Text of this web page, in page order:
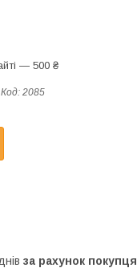
— 500 ₴
Код: 2085
за рахунок покупця